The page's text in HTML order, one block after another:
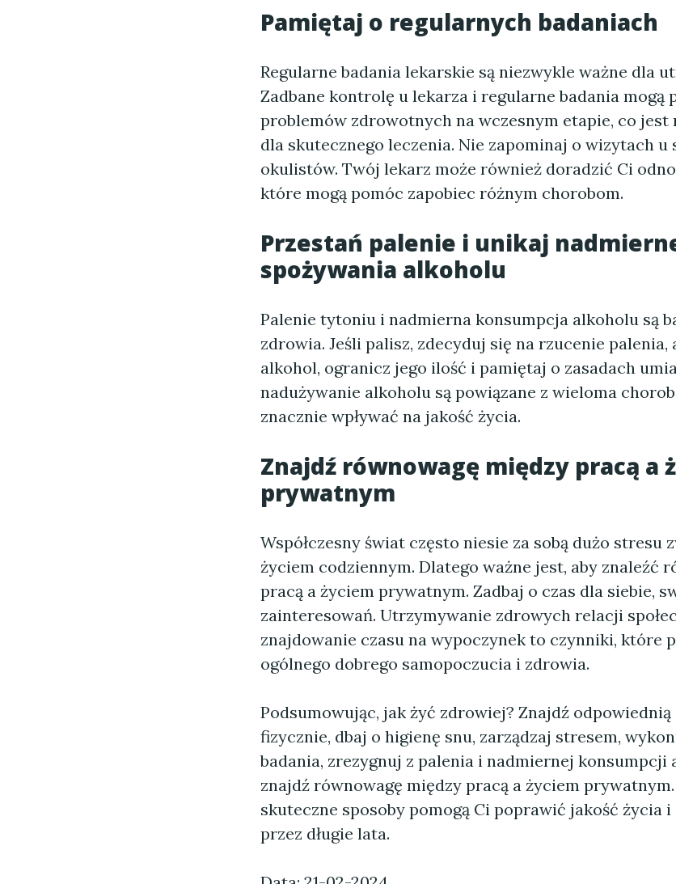
Pamiętaj o regularnych badaniach
Regularne badania lekarskie są niezwykle ważne dla
Zadbane kontrolę u lekarza i regularne badania mogą
problemów zdrowotnych na wczesnym etapie, co
dla skutecznego leczenia. Nie zapominaj o wizytach
okulistów. Twój lekarz może również doradzić Ci
które mogą pomóc zapobiec różnym chorobom.
Przestań palenie i unikaj
spożywania alkoholu
Palenie tytoniu i nadmierna konsumpcja alkoholu są
zdrowia. Jeśli palisz, zdecyduj się na rzucenie palenia,
alkohol, ogranicz jego ilość i pamiętaj o zasadach
nadużywanie alkoholu są powiązane z wieloma
znacznie wpływać na jakość życia.
Znajdź równowagę między pracą a
prywatnym
Współczesny świat często niesie za sobą dużo stresu
życiem codziennym. Dlatego ważne jest, aby znaleźć
pracą a życiem prywatnym. Zadbaj o czas dla siebie,
zainteresowań. Utrzymywanie zdrowych relacji
znajdowanie czasu na wypoczynek to czynniki, które
ogólnego dobrego samopoczucia i zdrowia.
Podsumowując, jak żyć zdrowiej? Znajdź
fizycznie, dbaj o higienę snu, zarządzaj stresem,
badania, zrezygnuj z palenia i nadmiernej konsumpcji
znajdź równowagę między pracą a życiem
skuteczne sposoby pomogą Ci poprawić jakość życia
przez długie lata.